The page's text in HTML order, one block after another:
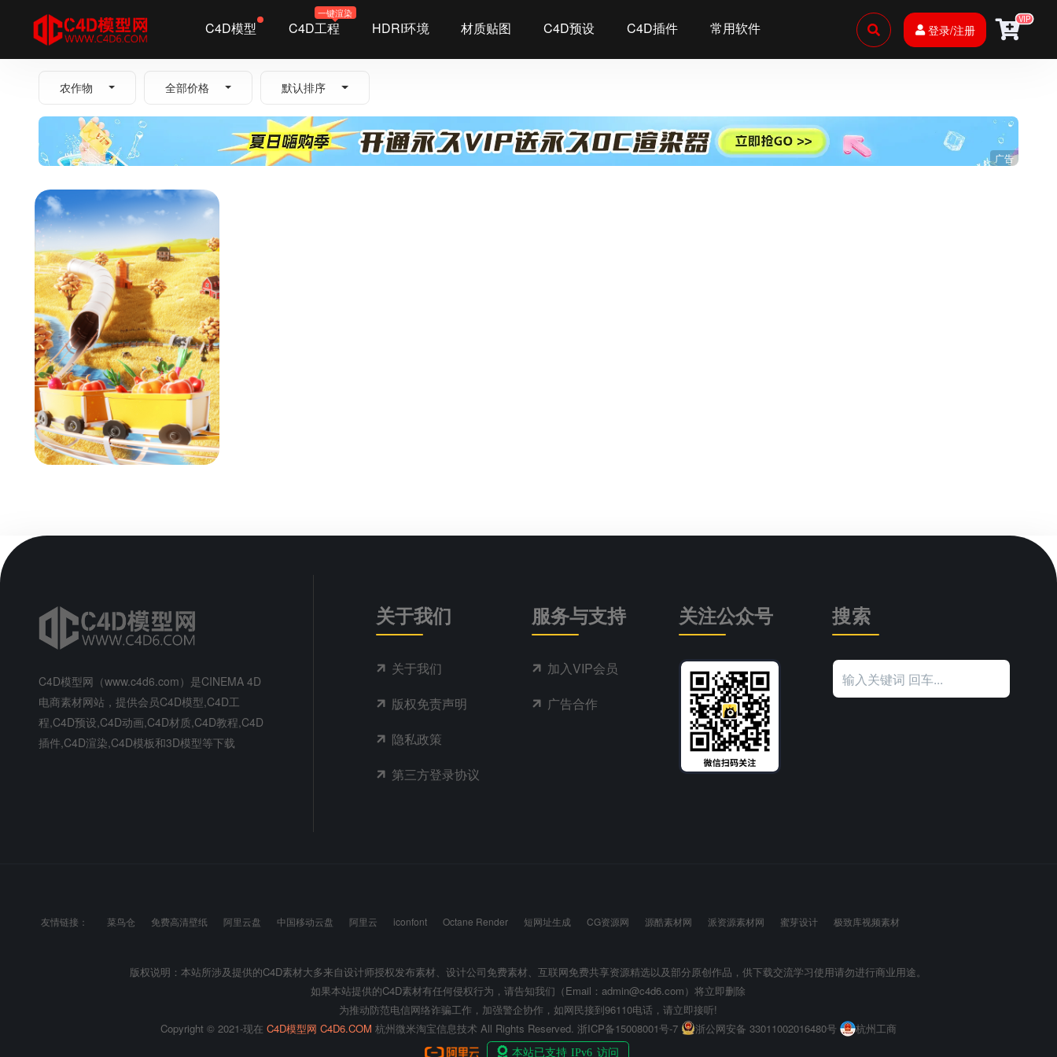
C4D模型 C4D工程
一键渲染
HDRI环境 材质贴图 C4D预设 C4D插件 常用软件 登录/注册
VIP
农作物 全部价格 默认排序
广告
秋季秋日农作物丰收金秋电商
场景渲染工程
ID: 16083 会员专享
C4D模型网（www.c4d6.com）是CINEMA 4D
电商素材网站，提供会员C4D模型,C4D工
程,C4D预设,C4D动画,C4D材质,C4D教程,C4D
插件,C4D渲染,C4D模板和3D模型等下载
关于我们
关于我们
版权免责声明
隐私政策
第三方登录协议
服务与支持
加入VIP会员
广告合作
关注公众号 搜索
友情链接： 菜鸟仓 免费高清壁纸 阿里云盘 中国移动云盘 阿里云 iconfont Octane Render 短网址生成 CG资源网 源酷素材网 派资源素材网 蜜芽设计 极致库视频素材
版权说明：本站所涉及提供的C4D素材大多来自设计师授权发布素材、设计公司免费素材、互联网免费共享资源精选以及部分原创作品，供下载交流学习使用请勿进行商业用途。
如果本站提供的C4D素材有任何侵权行为，请告知我们（Email：admin@c4d6.com）将立即删除
为推动防范电信网络诈骗工作，加强警企协作，如网民接到96110电话，请立即接听!
Copyright © 2021-现在 C4D模型网 C4D6.COM 杭州微米淘宝信息技术 All Rights Reserved. 浙ICP备15008001号-7 浙公网安备 33011002016480号 杭州工商